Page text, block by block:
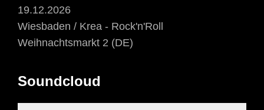
19.12.2026
Wiesbaden / Krea - Rock'n'Roll
Weihnachtsmarkt 2 (DE)
Soundcloud